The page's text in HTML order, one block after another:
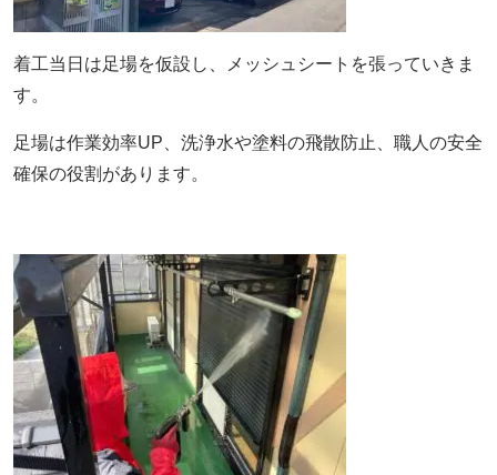
着工当日は足場を仮設し、メッシュシートを張っていきま
す。
足場は作業効率UP、洗浄水や塗料の飛散防止、職人の安全
確保の役割があります。